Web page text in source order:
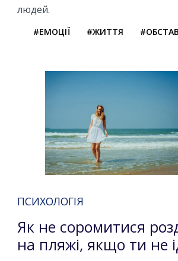
людей.
#ЕМОЦІЇ #ЖИТТЯ
ПСИХОЛОГІЯ
Як не соромитися
на пляжі, якщо ти не